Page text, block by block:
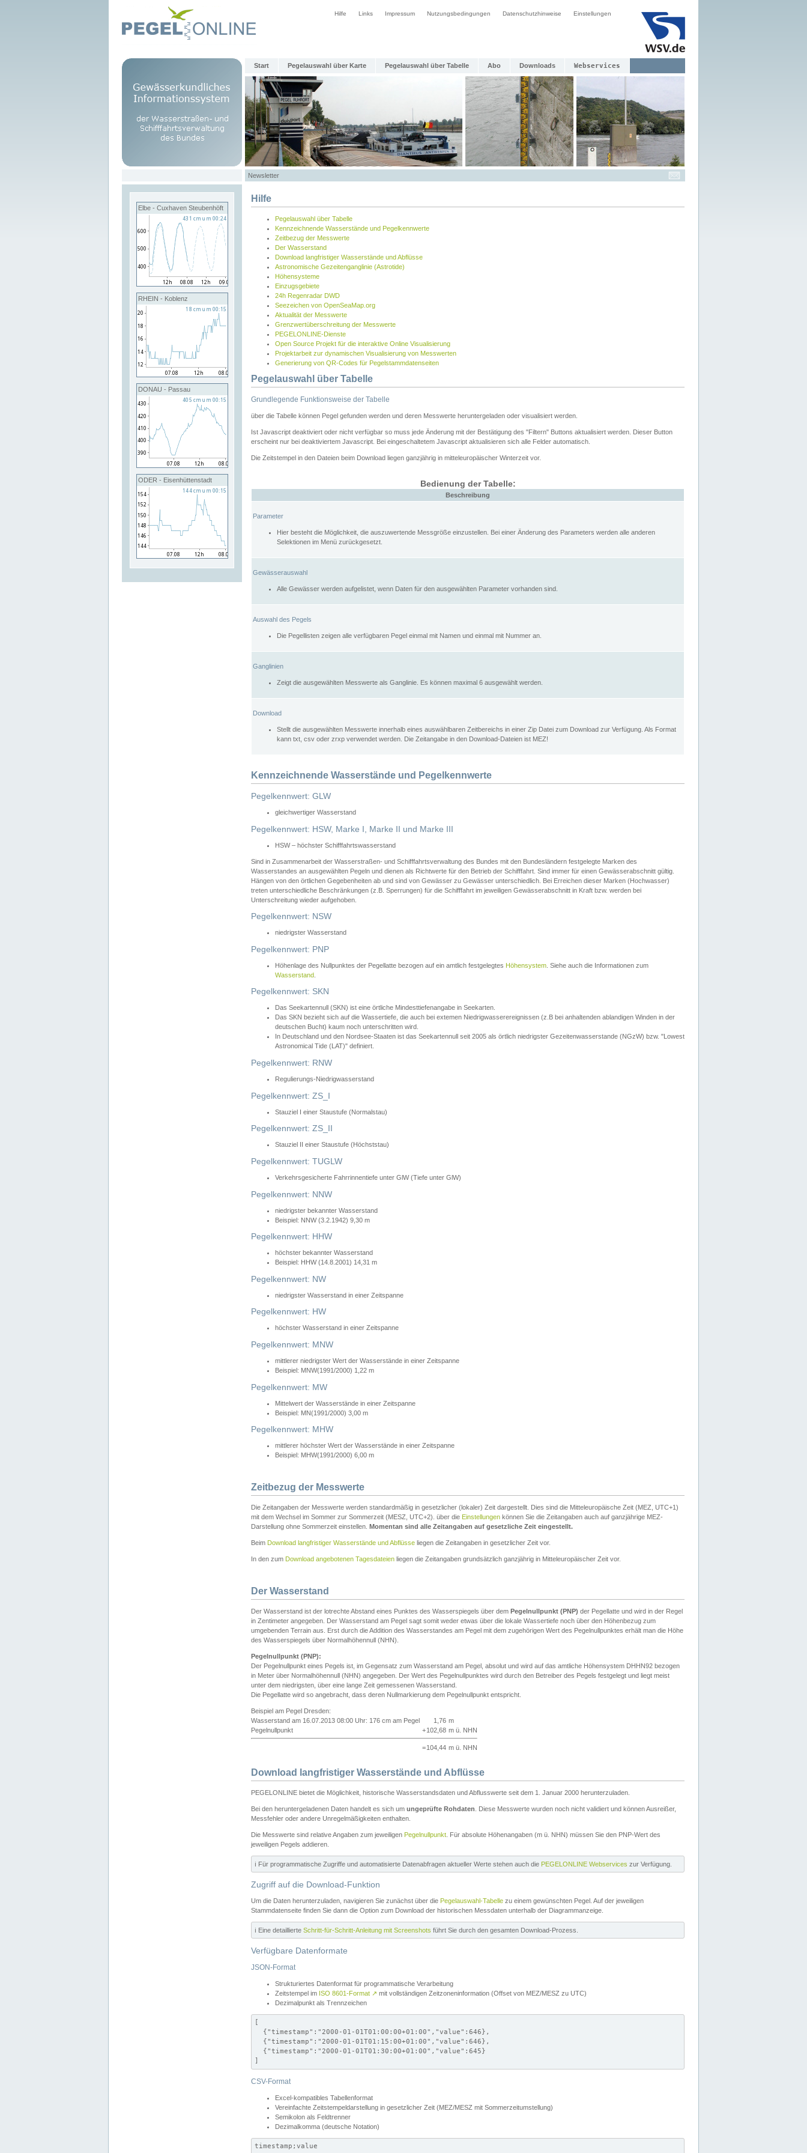
Hilfe Links Impressum Nutzungsbedingungen Datenschutzhinweise Einstellungen
Start Pegelauswahl über Karte Pegelauswahl über Tabelle Abo Downloads Webservices
Newsletter
Elbe - Cuxhaven Steubenhöft
RHEIN - Koblenz
DONAU - Passau
ODER - Eisenhüttenstadt
Hilfe
Pegelauswahl über Tabelle
Kennzeichnende Wasserstände und Pegelkennwerte
Zeitbezug der Messwerte
Der Wasserstand
Download langfristiger Wasserstände und Abflüsse
Astronomische Gezeitenganglinie (Astrotide)
Höhensysteme
Einzugsgebiete
24h Regenradar DWD
Seezeichen von OpenSeaMap.org
Aktualität der Messwerte
Grenzwertüberschreitung der Messwerte
PEGELONLINE-Dienste
Open Source Projekt für die interaktive Online Visualisierung
Projektarbeit zur dynamischen Visualisierung von Messwerten
Generierung von QR-Codes für Pegelstammdatenseiten
Pegelauswahl über Tabelle
Grundlegende Funktionsweise der Tabelle
über die Tabelle können Pegel gefunden werden und deren Messwerte heruntergeladen oder visualisiert werden.
Ist Javascript deaktiviert oder nicht verfügbar so muss jede Änderung mit der Bestätigung des "Filtern" Buttons aktualisiert werden. Dieser Button
erscheint nur bei deaktiviertem Javascript. Bei eingeschaltetem Javascript aktualisieren sich alle Felder automatisch.
Die Zeitstempel in den Dateien beim Download liegen ganzjährig in mitteleuropäischer Winterzeit vor.
Bedienung der Tabelle:
Beschreibung
Parameter
Hier besteht die Möglichkeit, die auszuwertende Messgröße einzustellen. Bei einer Änderung des Parameters werden alle anderen
Selektionen im Menü zurückgesetzt.
Gewässerauswahl
Alle Gewässer werden aufgelistet, wenn Daten für den ausgewählten Parameter vorhanden sind.
Auswahl des Pegels
Die Pegellisten zeigen alle verfügbaren Pegel einmal mit Namen und einmal mit Nummer an.
Ganglinien
Zeigt die ausgewählten Messwerte als Ganglinie. Es können maximal 6 ausgewählt werden.
Download
Stellt die ausgewählten Messwerte innerhalb eines auswählbaren Zeitbereichs in einer Zip Datei zum Download zur Verfügung. Als Format
kann txt, csv oder zrxp verwendet werden. Die Zeitangabe in den Download-Dateien ist MEZ!
Kennzeichnende Wasserstände und Pegelkennwerte
Pegelkennwert: GLW
gleichwertiger Wasserstand
Pegelkennwert: HSW, Marke I, Marke II und Marke III
HSW – höchster Schifffahrtswasserstand
Sind in Zusammenarbeit der Wasserstraßen- und Schifffahrtsverwaltung des Bundes mit den Bundesländern festgelegte Marken des
Wasserstandes an ausgewählten Pegeln und dienen als Richtwerte für den Betrieb der Schifffahrt. Sind immer für einen Gewässerabschnitt gültig.
Hängen von den örtlichen Gegebenheiten ab und sind von Gewässer zu Gewässer unterschiedlich. Bei Erreichen dieser Marken (Hochwasser)
treten unterschiedliche Beschränkungen (z.B. Sperrungen) für die Schifffahrt im jeweiligen Gewässerabschnitt in Kraft bzw. werden bei
Unterschreitung wieder aufgehoben.
Pegelkennwert: NSW
niedrigster Wasserstand
Pegelkennwert: PNP
Höhenlage des Nullpunktes der Pegellatte bezogen auf ein amtlich festgelegtes Höhensystem . Siehe auch die Informationen zum
Wasserstand
Pegelkennwert: SKN
Das Seekartennull (SKN) ist eine örtliche Mindesttiefenangabe in Seekarten.
Das SKN bezieht sich auf die Wassertiefe, die auch bei extemen Niedrigwasserereignissen (z.B bei anhaltenden ablandigen Winden in der
deutschen Bucht) kaum noch unterschritten wird.
In Deutschland und den Nordsee-Staaten ist das Seekartennull seit 2005 als örtlich niedrigster Gezeitenwasserstande (NGzW) bzw. "Lowest
Astronomical Tide (LAT)" definiert.
Pegelkennwert: RNW
Regulierungs-Niedrigwasserstand
Pegelkennwert: ZS_I
Stauziel I einer Staustufe (Normalstau)
Pegelkennwert: ZS_II
Stauziel II einer Staustufe (Höchststau)
Pegelkennwert: TUGLW
Verkehrsgesicherte Fahrrinnentiefe unter GlW (Tiefe unter GlW)
Pegelkennwert: NNW
niedrigster bekannter Wasserstand
Beispiel: NNW (3.2.1942) 9,30 m
Pegelkennwert: HHW
höchster bekannter Wasserstand
Beispiel: HHW (14.8.2001) 14,31 m
Pegelkennwert: NW
niedrigster Wasserstand in einer Zeitspanne
Pegelkennwert: HW
höchster Wasserstand in einer Zeitspanne
Pegelkennwert: MNW
mittlerer niedrigster Wert der Wasserstände in einer Zeitspanne
Beispiel: MNW(1991/2000) 1,22 m
Pegelkennwert: MW
Mittelwert der Wasserstände in einer Zeitspanne
Beispiel: MN(1991/2000) 3,00 m
Pegelkennwert: MHW
mittlerer höchster Wert der Wasserstände in einer Zeitspanne
Beispiel: MHW(1991/2000) 6,00 m
Zeitbezug der Messwerte
Die Zeitangaben der Messwerte werden standardmäßig in gesetzlicher (lokaler) Zeit dargestellt. Dies sind die Mitteleuropäische Zeit (MEZ, UTC+1)
mit dem Wechsel im Sommer zur Sommerzeit (MESZ, UTC+2). über die Einstellungen können Sie die Zeitangaben auch auf ganzjährige MEZ-
Darstellung ohne Sommerzeit einstellen. Momentan sind alle Zeitangaben auf gesetzliche Zeit eingestellt.
Beim Download langfristiger Wasserstände und Abflüsse liegen die Zeitangaben in gesetzlicher Zeit vor.
In den zum Download angebotenen Tagesdateien liegen die Zeitangaben grundsätzlich ganzjährig in Mitteleuropäischer Zeit vor.
Der Wasserstand
Der Wasserstand ist der lotrechte Abstand eines Punktes des Wasserspiegels über dem Pegelnullpunkt (PNP) der Pegellatte und wird in der Regel
in Zentimeter angegeben. Der Wasserstand am Pegel sagt somit weder etwas über die lokale Wassertiefe noch über den Höhenbezug zum
umgebenden Terrain aus. Erst durch die Addition des Wasserstandes am Pegel mit dem zugehörigen Wert des Pegelnullpunktes erhält man die Höhe
des Wasserspiegels über Normalhöhennull (NHN).
Pegelnullpunkt (PNP):
Der Pegelnullpunkt eines Pegels ist, im Gegensatz zum Wasserstand am Pegel, absolut und wird auf das amtliche Höhensystem DHHN92 bezogen
in Meter über Normalhöhennull (NHN) angegeben. Der Wert des Pegelnullpunktes wird durch den Betreiber des Pegels festgelegt und liegt meist
unter dem niedrigsten, über eine lange Zeit gemessenen Wasserstand.
Die Pegellatte wird so angebracht, dass deren Nullmarkierung dem Pegelnullpunkt entspricht.
Beispiel am Pegel Dresden:
Wasserstand am 16.07.2013 08:00 Uhr: 176 cm am Pegel
1,76 m
Pegelnullpunkt
+102,68 m ü. NHN
=104,44 m ü. NHN
Download langfristiger Wasserstände und Abflüsse
PEGELONLINE bietet die Möglichkeit, historische Wasserstandsdaten und Abflusswerte seit dem 1. Januar 2000 herunterzuladen.
Bei den heruntergeladenen Daten handelt es sich um ungeprüfte Rohdaten . Diese Messwerte wurden noch nicht validiert und können Ausreißer,
Messfehler oder andere Unregelmäßigkeiten enthalten.
Die Messwerte sind relative Angaben zum jeweiligen Pegelnullpunkt . Für absolute Höhenangaben (m ü. NHN) müssen Sie den PNP-Wert des
jeweiligen Pegels addieren.
ℹ️ Für programmatische Zugriffe und automatisierte Datenabfragen aktueller Werte stehen auch die PEGELONLINE Webservices zur Verfügung.
Zugriff auf die Download-Funktion
Um die Daten herunterzuladen, navigieren Sie zunächst über die Pegelauswahl-Tabelle zu einem gewünschten Pegel. Auf der jeweiligen
Stammdatenseite finden Sie dann die Option zum Download der historischen Messdaten unterhalb der Diagrammanzeige.
ℹ️ Eine detaillierte Schritt-für-Schritt-Anleitung mit Screenshots führt Sie durch den gesamten Download-Prozess.
Verfügbare Datenformate
JSON-Format
Strukturiertes Datenformat für programmatische Verarbeitung
Zeitstempel im ISO 8601-Format ↗ mit vollständigen Zeitzoneninformation (Offset von MEZ/MESZ zu UTC)
Dezimalpunkt als Trennzeichen
[
  {"timestamp":"2000-01-01T01:00:00+01:00","value":646},
  {"timestamp":"2000-01-01T01:15:00+01:00","value":646},
  {"timestamp":"2000-01-01T01:30:00+01:00","value":645}
]
CSV-Format
Excel-kompatibles Tabellenformat
Vereinfachte Zeitstempeldarstellung in gesetzlicher Zeit (MEZ/MESZ mit Sommerzeitumstellung)
Semikolon als Feldtrenner
Dezimalkomma (deutsche Notation)
timestamp;value